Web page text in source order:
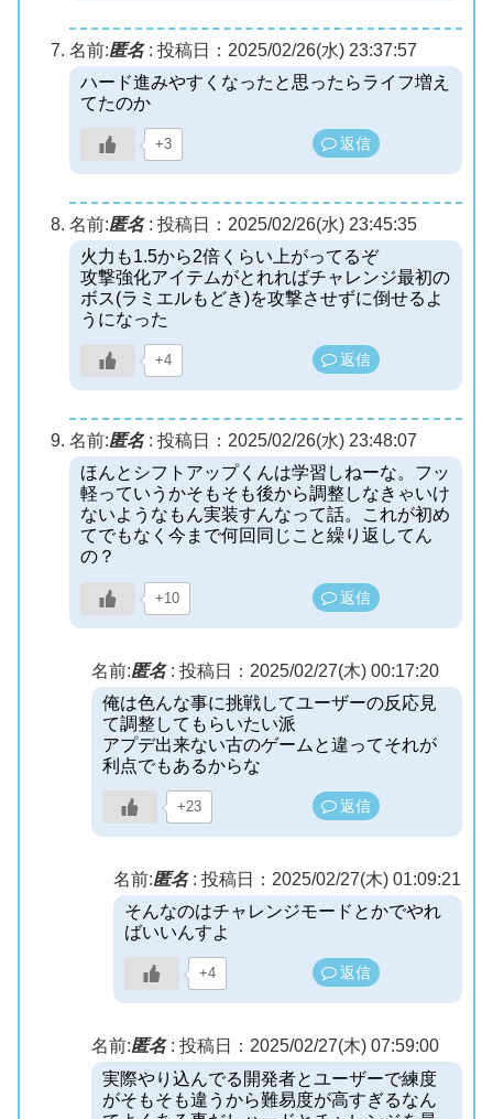
名前:匿名: 投稿日：2025/02/26(水) 23:37:57
ハード進みやすくなったと思ったらライフ増え
てたのか
+3 返信
名前:匿名: 投稿日：2025/02/26(水) 23:45:35
火力も1.5から2倍くらい上がってるぞ
攻撃強化アイテムがとれればチャレンジ最初の
ボス(ラミエルもどき)を攻撃させずに倒せるよ
うになった
+4 返信
名前:匿名: 投稿日：2025/02/26(水) 23:48:07
ほんとシフトアップくんは学習しねーな。フッ
軽っていうかそもそも後から調整しなきゃいけ
ないようなもん実装すんなって話。これが初め
てでもなく今まで何回同じこと繰り返してん
の？
+10 返信
名前:匿名: 投稿日：2025/02/27(木) 00:17:20
俺は色んな事に挑戦してユーザーの反応見
て調整してもらいたい派
アプデ出来ない古のゲームと違ってそれが
利点でもあるからな
+23 返信
名前:匿名: 投稿日：2025/02/27(木) 01:09:21
そんなのはチャレンジモードとかでやれ
ばいいんすよ
+4 返信
名前:匿名: 投稿日：2025/02/27(木) 07:59:00
実際やり込んでる開発者とユーザーで練度
がそもそも違うから難易度が高すぎるなん